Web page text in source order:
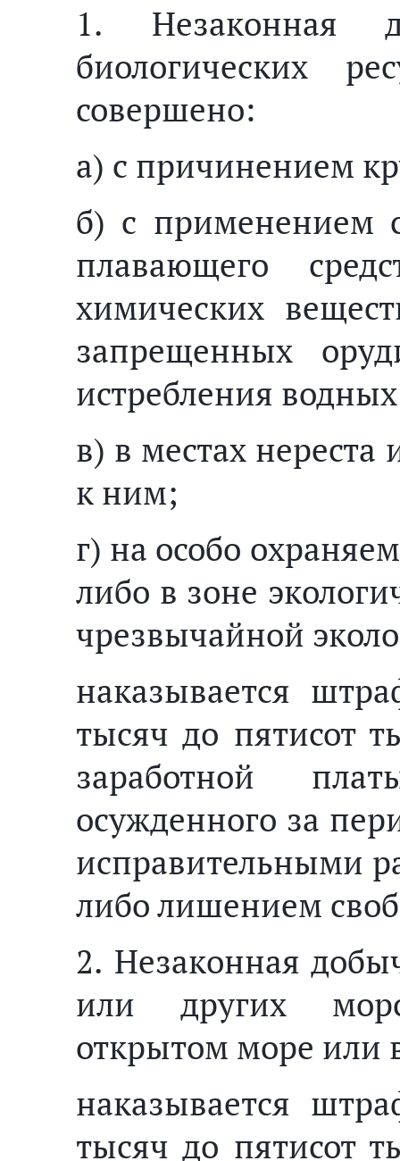
1. Незаконная
биологических
совершено:
а) с причинением
б) с применением
плавающего
химических
запрещенных
истребления
в) в местах
к ним;
г) на особо
либо в зоне
чрезвычайной
наказывается
тысяч до пятисот
заработной
осужденного за
исправительными
либо лишением
2. Незаконная
или других
открытом море или
наказывается
тысяч до пятисот